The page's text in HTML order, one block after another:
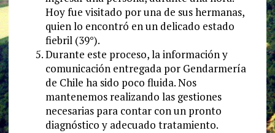
Hoy fue visitado por una de sus hermanas,
quien lo encontró en un delicado estado
fiebril (39°).
Durante este proceso, la información y
comunicación entregada por Gendarmería
de Chile ha sido poco fluida. Nos
mantenemos realizando las gestiones
necesarias para contar con un pronto
diagnóstico y adecuado tratamiento.